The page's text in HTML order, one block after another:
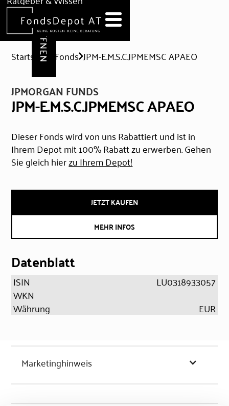
Hilfe & Formulare
DEPOT ERÖFFNEN
Startseite Fonds JPM-E.M.S.C.JPMEMSC APAEO
JPMORGAN FUNDS
JPM-E.M.S.C.JPMEMSC APAEO
Dieser Fonds wird von uns Rabattiert und ist in
Ihrem Depot mit 100% Rabatt zu erwerben. Gehen
Sie gleich hierzu Ihrem Depot!
JETZT KAUFEN
MEHR INFOS
Datenblatt
ISIN
LU0318933057
WKN
Währung
EUR
Marketinghinweis